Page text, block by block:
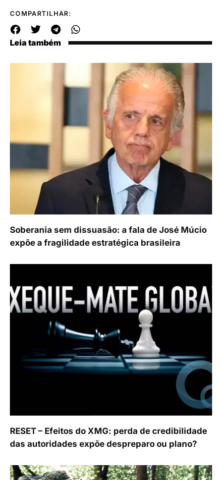
COMPARTILHAR:
Leia também
Soberania sem dissuasão: a fala de José Múcio
expõe a fragilidade estratégica brasileira
RESET – Efeitos do XMG: perda de credibilidade
das autoridades expõe despreparo ou plano?